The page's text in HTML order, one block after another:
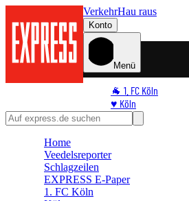
VerkehrHau raus
Konto
Menü
🐐 1. FC Köln
♥️ Köln
⭐ Promi
🛒 Shoppingwelt
Home
Veedelsreporter
Schlagzeilen
EXPRESS E-Paper
1. FC Köln